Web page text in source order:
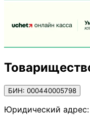
БИН: 000440005798
Юридический адрес: